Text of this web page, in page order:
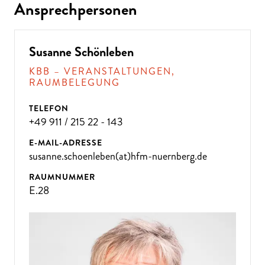
ÜBE
R 300
VE
R
A
NST
ALT
U
N
GE
N P
R
O
J
A
H
Ansprechpersonen
Susanne Schönleben
KBB – VERANSTALTUNGEN,
RAUMBELEGUNG
TELEFON
+49 911 / 215 22 - 143
E-MAIL-ADRESSE
susanne.schoenleben(at)hfm-nuernberg.de
RAUMNUMMER
E.28